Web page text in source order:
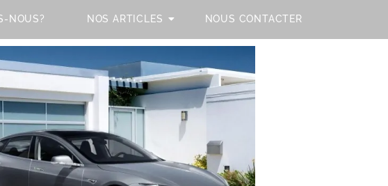
NOUS? NOS ARTICLES NOUS CONTACTER